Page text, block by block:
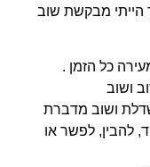
הייתי מבקשת שוב
כל הזמן .
ושוב
ושוב מדברת
להבין, לפשר או